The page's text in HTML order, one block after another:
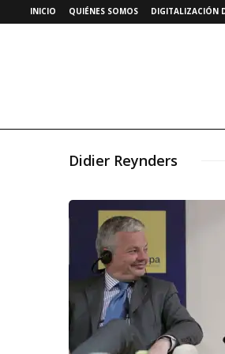
INICIO QUIÉNES SOMOS DIGITALIZACIÓN
Didier Reynders